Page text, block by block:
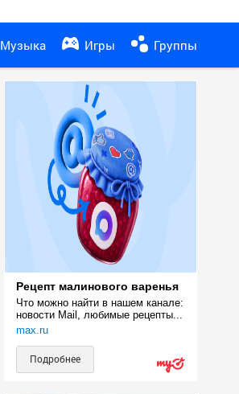
Музыка Игры Группы
Рецепт малинового варенья
Что можно найти в нашем канале:
новости Mail, любимые рецепты...
max.ru
Подробнее